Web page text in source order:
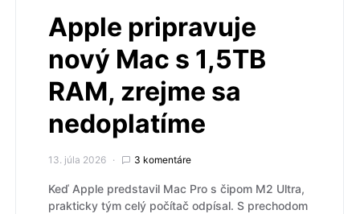
Apple pripravuje
nový Mac s 1,5TB
RAM, zrejme sa
nedoplatíme
13. júla 2026 3 komentáre
Keď Apple predstavil Mac Pro s čipom M2 Ultra,
prakticky tým celý počítač odpísal. S prechodom